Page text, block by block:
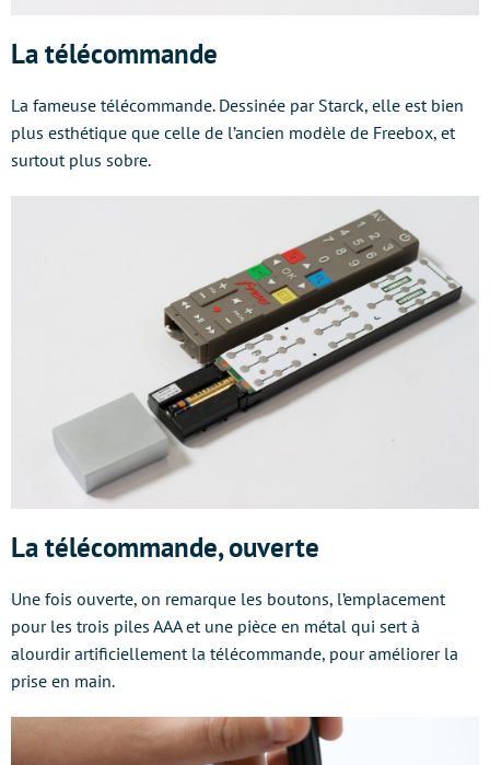
La télécommande
La fameuse télécommande. Dessinée par Starck, elle est bien
plus esthétique que celle de l’ancien modèle de Freebox, et
surtout plus sobre.
La télécommande, ouverte
Une fois ouverte, on remarque les boutons, l’emplacement
pour les trois piles AAA et une pièce en métal qui sert à
alourdir artificiellement la télécommande, pour améliorer la
prise en main.